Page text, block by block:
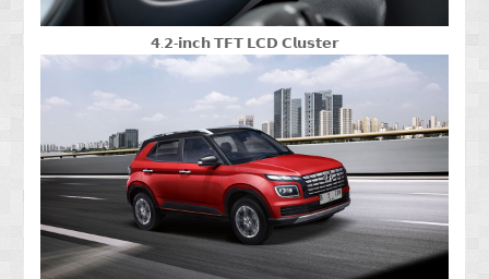
𝟰.𝟮-𝗶𝗻𝗰𝗵 𝗧𝗙𝗧 𝗟𝗖𝗗 𝗖𝗹𝘂𝘀𝘁𝗲𝗿